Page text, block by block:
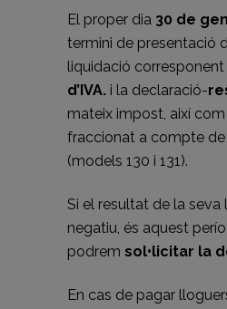
El proper dia 30 de
termini de presentació
liquidació
d’IVA. i la declaració-
mateix impost, així
fraccionat a compte de
(models 130 i 131).
Si el resultat de la seva
negatiu, és aquest
podrem sol•licitar la
En cas de pagar